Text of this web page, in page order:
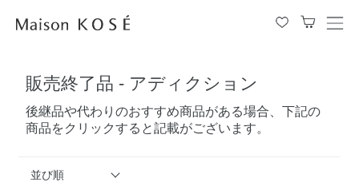
メ
販売終了品 - アディクション
後継品や代わりのおすすめ商品がある場合、下記の
商品をクリックすると記載がございます。
並び順